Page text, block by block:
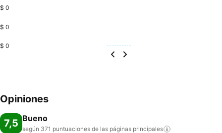
$ 0
$ 0
$ 0
Opiniones
7,5 Bueno
según 371 puntuaciones de las páginas principales